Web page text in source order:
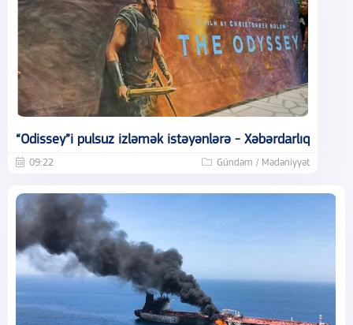
“Odissey”i pulsuz izləmək istəyənlərə - Xəbərdarlıq
09:22 Gündəm / Mədəniyyət